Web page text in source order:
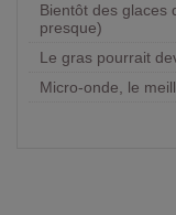
Bientôt des glaces
presque)
Le gras pourrait
Micro-onde, le